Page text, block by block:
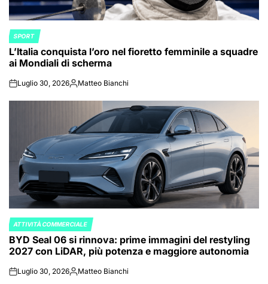
POSTED
IN
SPORT
L’Italia conquista l’oro nel fioretto femminile a squadre
ai Mondiali di scherma
onLuglio 30, 2026Posted
Matteo Bianchi
POSTED
IN
ATTIVITÀ COMMERCIALE
BYD Seal 06 si rinnova: prime immagini del restyling
2027 con LiDAR, più potenza e maggiore autonomia
onLuglio 30, 2026Posted
Matteo Bianchi